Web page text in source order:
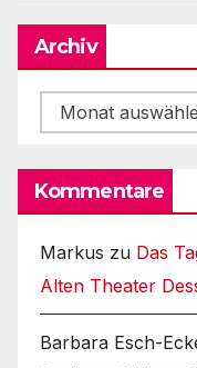
Archiv
Archiv
Kommentare
Markus zu Das
Alten Theater
Barbara Esch-